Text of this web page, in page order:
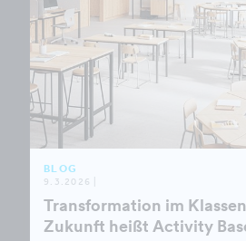
BLOG
9.3.2026 |
Transformation im
Zukunft heißt Activity